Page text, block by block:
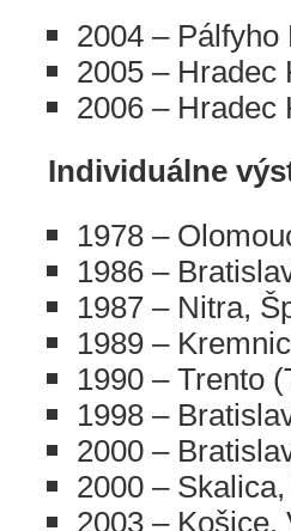
2004 –
2005 – Hradec
2006 – Hradec
Individuálne
1978 –
1986 –
1987 – Nitra,
1989 –
1990 – Trento
1998 –
2000 –
2000 –
2003 – Košice,